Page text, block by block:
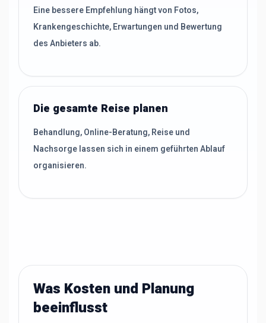
Eine bessere Empfehlung hängt von Fotos,
Krankengeschichte, Erwartungen und Bewertung
des Anbieters ab.
Die gesamte Reise planen
Behandlung, Online-Beratung, Reise und
Nachsorge lassen sich in einem geführten Ablauf
organisieren.
Was Kosten und Planung
beeinflusst